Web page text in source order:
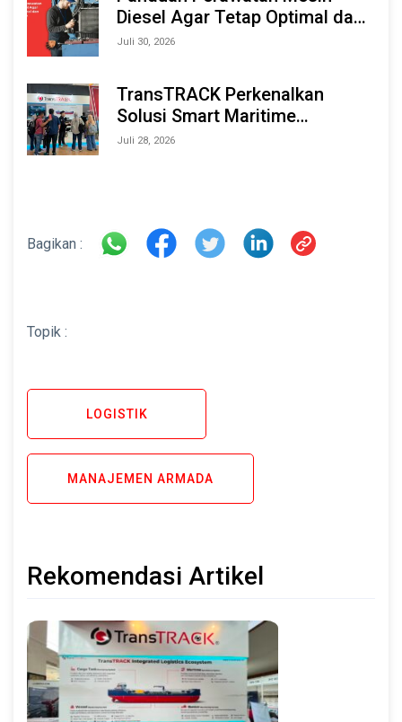
Diesel Agar Tetap Optimal dan
Tahan Lama
Juli 30, 2026
TransTRACK Perkenalkan
Solusi Smart Maritime
Monitoring Berbasis AI dan IoT
Juli 28, 2026
Bagikan :
Topik :
LOGISTIK
MANAJEMEN ARMADA
Rekomendasi Artikel